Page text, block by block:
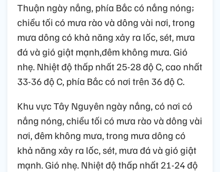
Thuận ngày nắng, phía Bắc có nắng nóng;
chiều tối có mưa rào và dông vài nơi, trong
mưa dông có khả năng xảy ra lốc, sét, mưa
đá và gió giật mạnh,đêm không mưa. Gió
nhẹ. Nhiệt độ thấp nhất 25-28 độ C, cao nhất
33-36 độ C, phía Bắc có nơi trên 36 độ C.
Khu vực Tây Nguyên ngày nắng, có nơi có
nắng nóng, chiều tối có mưa rào và dông vài
nơi, đêm không mưa, trong mưa dông có
khả năng xảy ra lốc, sét, mưa đá và gió giật
mạnh. Gió nhẹ. Nhiệt độ thấp nhất 21-24 độ